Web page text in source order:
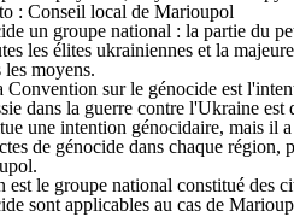
: Conseil local de Marioupol
un groupe national : la partie du
les élites ukrainiennes et la
moyens.
sur le génocide est
dans la guerre contre l'Ukraine
une intention génocidaire, mais
de génocide dans chaque région,
le groupe national constitué
sont applicables au cas de